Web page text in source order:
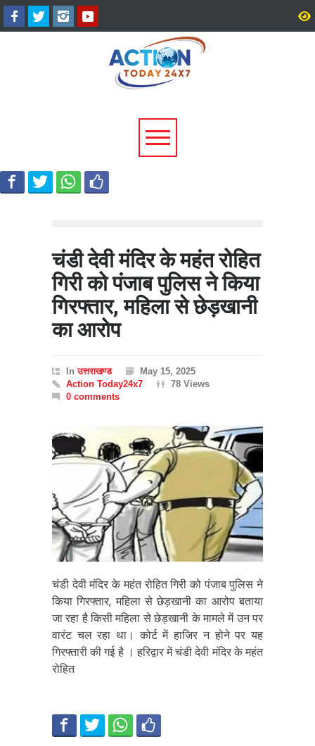
उत्तराखंड में बारिश का कहर:
यमुनोत्री और बदरीनाथ हाईवे पर
भूस्खलन, कई मार्ग बंद; श्रद्धालु और
चंडी देवी मंदिर के महंत रोहित
गिरी को पंजाब पुलिस ने किया
गिरफ्तार, महिला से छेड़खानी
का आरोप
Inउत्तराखण्ड
May 15, 2025
Action Today24x7
78 Views
0 comments
चंडी देवी मंदिर के महंत रोहित गिरी को पंजाब पुलिस ने
किया गिरफ्तार, महिला से छेड़खानी का आरोप बताया
जा रहा है किसी महिला से छेड़खानी के मामले में उन पर
वारंट चल रहा था। कोर्ट में हाजिर न होने पर यह
गिरफ्तारी की गई है । हरिद्वार में चंडी देवी मंदिर के महंत
रोहित